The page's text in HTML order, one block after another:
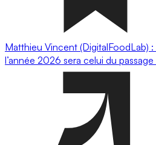
Matthieu Vincent (DigitalFoodLab)
l’année 2026 sera celui du passage